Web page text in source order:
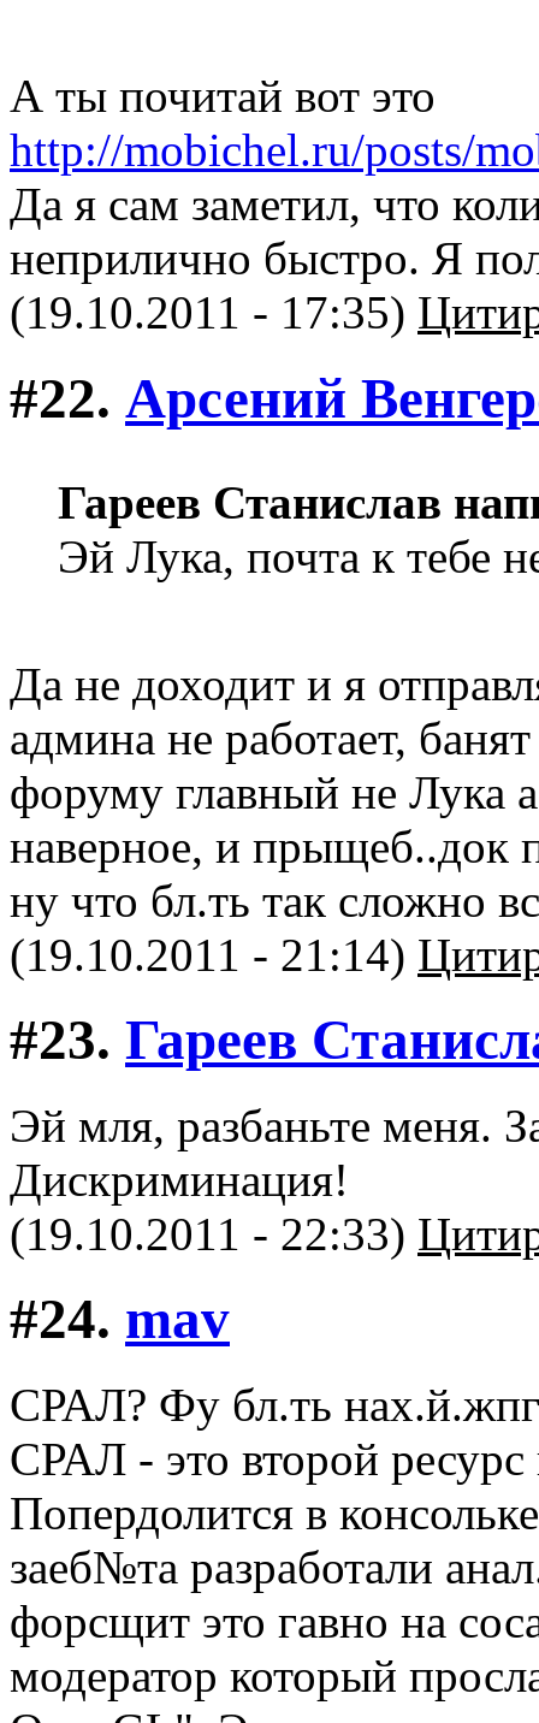
А ты почитай вот это
http://mobichel.ru/posts/
Да я сам заметил, что
неприлично быстро. Я
(19.10.2011 - 17:35)
#22. Арсений
Гареев Станислав
Эй Лука, почта к тебе
Да не доходит и я
админа не работает,
форуму главный не Лука
наверное, и прыщеб..док
ну что бл.ть так сложно
(19.10.2011 - 21:14)
#23. Гареев
Эй мля, разбаньте меня.
Дискриминация!
(19.10.2011 - 22:33)
#24. mav
СРАЛ? Фу бл.ть нах.й.жпг
СРАЛ - это второй
Попердолится в
заеб№та разработали
форсщит это гавно на
модератор который